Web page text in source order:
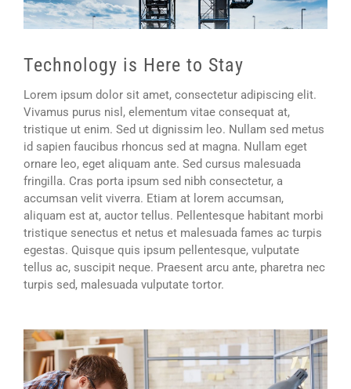
Technology is Here to Stay
Lorem ipsum dolor sit amet, consectetur adipiscing elit.
Vivamus purus nisl, elementum vitae consequat at,
tristique ut enim. Sed ut dignissim leo. Nullam sed metus
id sapien faucibus rhoncus sed at magna. Nullam eget
ornare leo, eget aliquam ante. Sed cursus malesuada
fringilla. Cras porta ipsum sed nibh consectetur, a
accumsan velit viverra. Etiam at lorem accumsan,
aliquam est at, auctor tellus. Pellentesque habitant morbi
tristique senectus et netus et malesuada fames ac turpis
egestas. Quisque quis ipsum pellentesque, vulputate
tellus ac, suscipit neque. Praesent arcu ante, pharetra nec
turpis sed, malesuada vulputate tortor.